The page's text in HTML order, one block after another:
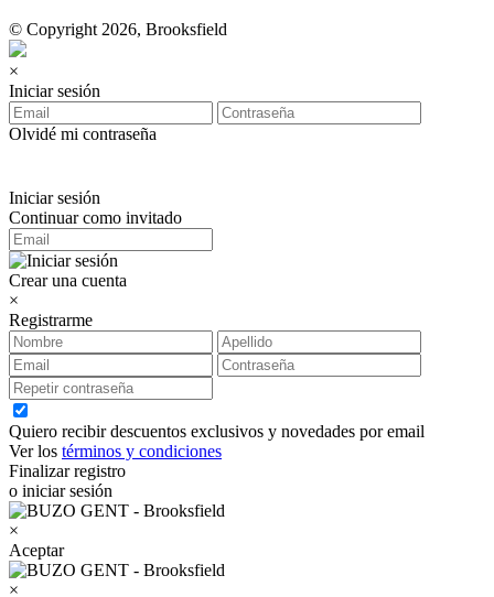
© Copyright 2026, Brooksfield
×
Iniciar sesión
Olvidé mi contraseña
Iniciar sesión
Continuar como invitado
Crear una cuenta
×
Registrarme
Quiero recibir descuentos exclusivos y novedades por email
Ver los términos y condiciones
Finalizar registro
o iniciar sesión
×
Aceptar
×